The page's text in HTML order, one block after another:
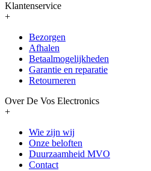
Klantenservice
+
Bezorgen
Afhalen
Betaalmogelijkheden
Garantie en reparatie
Retourneren
Over De Vos Electronics
+
Wie zijn wij
Onze beloften
Duurzaamheid MVO
Contact